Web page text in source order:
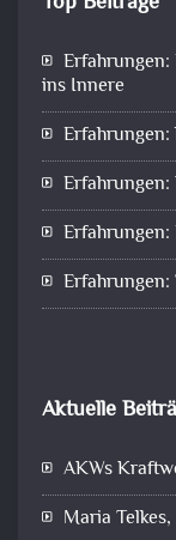
ins Innere
Erfahrungen:
Aktuelle
AKWs
Maria